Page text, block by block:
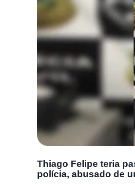
Thiago Felipe teria
polícia, abusado de